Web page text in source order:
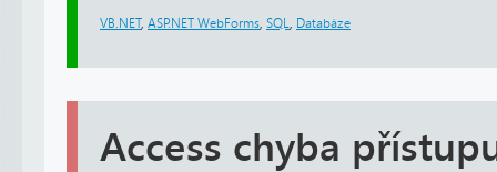
VB.NET, ASP.NET WebForms SQL Databáze
Access chyba